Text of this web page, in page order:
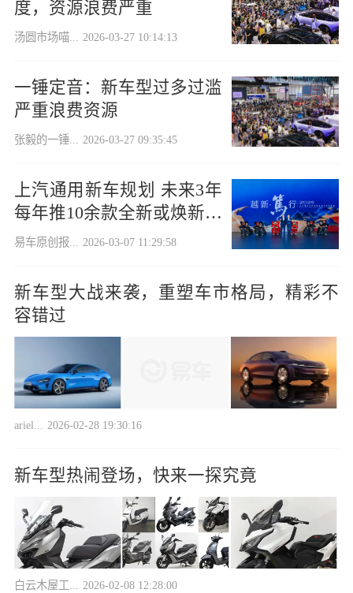
度，资源浪费严重
汤圆市场喵... 2026-03-27 10:14:13
一锤定音：新车型过多过滥
严重浪费资源
张毅的一锤... 2026-03-27 09:35:45
上汽通用新车规划 未来3年
每年推10余款全新或焕新车
型
易车原创报... 2026-03-07 11:29:58
新车型大战来袭，重塑车市格局，精彩不
容错过
ariel... 2026-02-28 19:30:16
新车型热闹登场，快来一探究竟
白云木屋工... 2026-02-08 12:28:00